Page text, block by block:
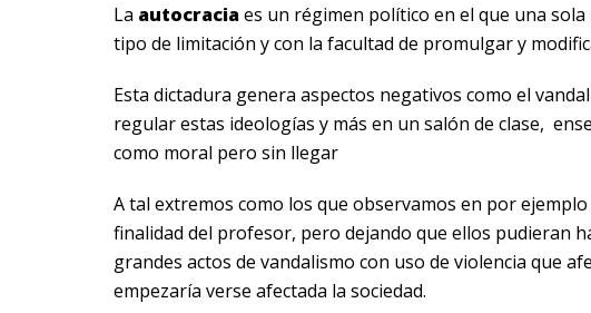
La autocraciaes un régimen político en el que una
tipo de limitación y con la facultad de promulgar y
Esta dictadura genera aspectos negativos como el
regular estas ideologías y más en un salón de clase,
como moral pero sin llegar
A tal extremos como los que observamos en por ejemplo
finalidad del profesor, pero dejando que ellos pudieran
grandes actos de vandalismo con uso de violencia que
empezaría verse afectada la sociedad.